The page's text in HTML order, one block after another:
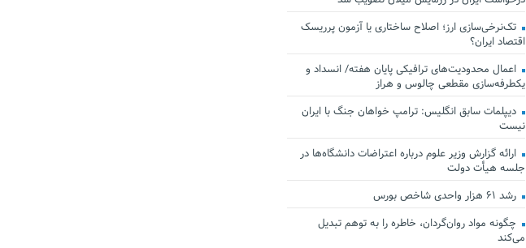
تک‌نرخی‌سازی ارز؛ اصلاح ساختاری یا آزمون پرریسک
اقتصاد ایران؟
اعمال محدودیت‌های ترافیکی پایان هفته/ انسداد و
یکطرفه‌سازی مقطعی چالوس و هراز
دیپلمات سابق انگلیس:‌ ترامپ خواهان جنگ با ایران
نیست
ارائه گزارش وزیر علوم درباره اعتراضات دانشگاه‌ها در
جلسه هیأت دولت
رشد ۶۱ هزار واحدی شاخص بورس
چگونه مواد روان‌گردان، خاطره را به توهم تبدیل
می‌کند